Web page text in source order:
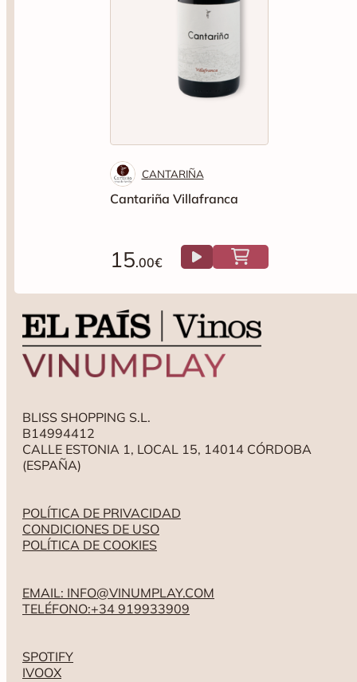
CANTARIÑA
Cantariña Villafranca
15.00€
BLISS SHOPPING S.L.
B14994412
CALLE ESTONIA 1, LOCAL 15, 14014 CÓRDOBA
(ESPAÑA)
POLÍTICA DE PRIVACIDAD
CONDICIONES DE USO
POLÍTICA DE COOKIES
EMAIL: INFO@VINUMPLAY.COM
TELÉFONO:+34 919933909
SPOTIFY
IVOOX